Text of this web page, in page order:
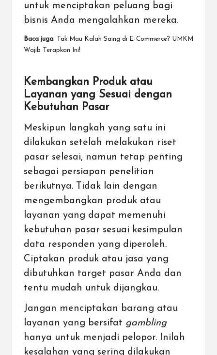
untuk menciptakan peluang bagi
bisnis Anda mengalahkan mereka.
Baca juga:
Tak Mau Kalah Saing di E-Commerce? UMKM
Wajib Terapkan Ini!
Kembangkan Produk atau
Layanan yang Sesuai dengan
Kebutuhan Pasar
Meskipun langkah yang satu ini
dilakukan setelah melakukan riset
pasar selesai, namun tetap penting
sebagai persiapan penelitian
berikutnya. Tidak lain dengan
mengembangkan produk atau
layanan yang dapat memenuhi
kebutuhan pasar sesuai kesimpulan
data responden yang diperoleh.
Ciptakan produk atau jasa yang
dibutuhkan target pasar Anda dan
tentu mudah untuk dijangkau.
Jangan menciptakan barang atau
layanan yang bersifat gambling
hanya untuk menjadi pelopor. Inilah
kesalahan yang sering dilakukan